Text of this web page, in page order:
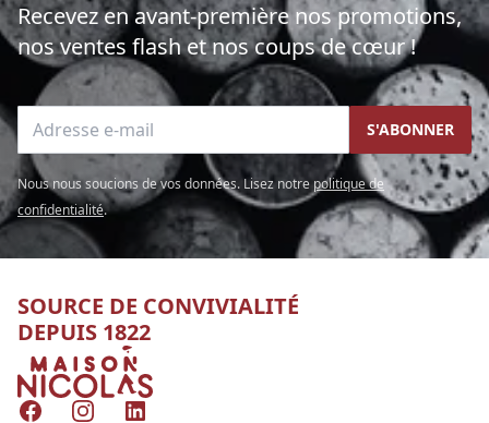
Recevez en avant-première nos promotions,
nos ventes flash et nos coups de cœur !
Adresse e-mail S'ABONNER
Nous nous soucions de vos données. Lisez notre politique de
confidentialité.
SOURCE DE CONVIVIALITÉ
DEPUIS 1822
Nicolas
FacebookInstagramLinkedIn